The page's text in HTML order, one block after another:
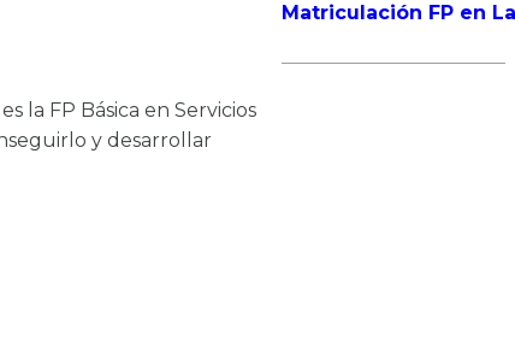
la FP Básica en Servicios
y desarrollar
Matriculación FP en